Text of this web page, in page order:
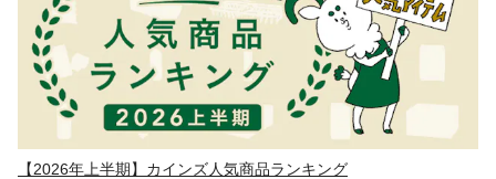
【2026年上半期】カインズ人気商品ランキング